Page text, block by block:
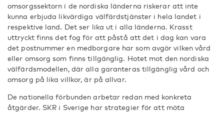
omsorgssektorn i de nordiska länderna riskerar att inte
kunna erbjuda likvärdiga välfärdstjänster i hela landet i
respektive land. Det ser lika ut i alla länderna. Krasst
uttryckt finns det fog för att påstå att det i dag kan vara
det postnummer en medborgare har som avgör vilken vård
eller omsorg som finns tillgänglig. Hotet mot den nordiska
välfärdsmodellen, där alla garanteras tillgänglig vård och
omsorg på lika villkor, är på allvar.
De nationella förbunden arbetar redan med konkreta
åtgärder. SKR i Sverige har strategier för att möta